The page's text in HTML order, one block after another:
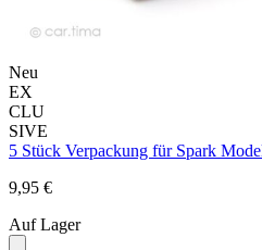
Neu
EX
CLU
SIVE
5 Stück Verpackung für Spark
9,95 €
Auf Lager